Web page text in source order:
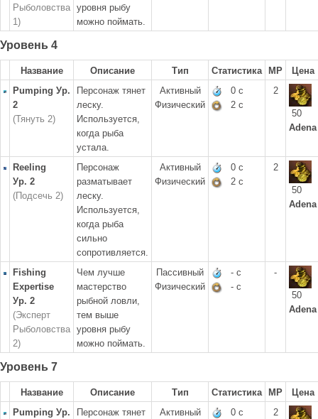
Рыболовства
1)
уровня рыбу
можно поймать.
Уровень 4
Название Описание Тип Статистика MP
Цена
Pumping Ур.
2
(Тянуть 2)
Персонаж тянет
леску.
Используется,
когда рыба
устала.
Активный
Физический
0 с
2 с
2
50
Adena
Reeling
Ур. 2
(Подсечь 2)
Персонаж
разматывает
леску.
Используется,
когда рыба
сильно
сопротивляется.
Активный
Физический
0 с
2 с
2
50
Adena
Fishing
Expertise
Ур. 2
(Эксперт
Рыболовства
2)
Чем лучше
мастерство
рыбной ловли,
тем выше
уровня рыбу
можно поймать.
Пассивный
Физический
- с
- с
-
50
Adena
Уровень 7
Название Описание Тип Статистика MP
Цена
Pumping Ур.
Персонаж тянет
Активный
0 с
2